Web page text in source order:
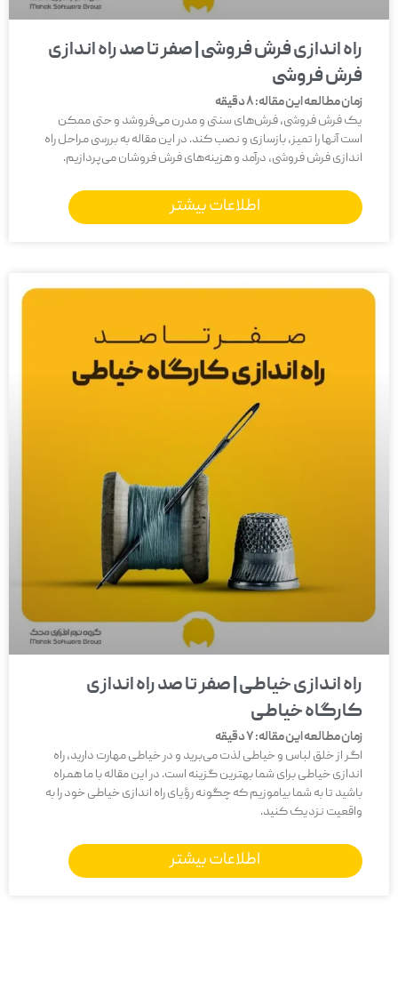
راه اندازی فرش فروشی | صفر تا صد راه اندازی
فرش فروشی
زمان مطالعه این مقاله:8دقیقه
یک فرش فروشی، فرش‌های سنتی و مدرن می‌فروشد و حتی ممکن
است آنها را تمیز، بازسازی و نصب کند. در این مقاله به بررسی مراحل راه
اندازی فرش فروشی، درآمد و هزینه‌های فرش فروشان می‌پردازیم.
اطلاعات بیشتر
راه اندازی خیاطی | صفر تا صد راه اندازی
کارگاه خیاطی
زمان مطالعه این مقاله:7دقیقه
اگر از خلق لباس و خیاطی لذت می‌برید و در خیاطی مهارت دارید، راه
اندازی خیاطی برای شما بهترین گزینه است. در این مقاله با ما همراه
باشید تا به شما بیاموزیم که چگونه رؤیای راه اندازی خیاطی خود را به
واقعیت نزدیک کنید.
اطلاعات بیشتر